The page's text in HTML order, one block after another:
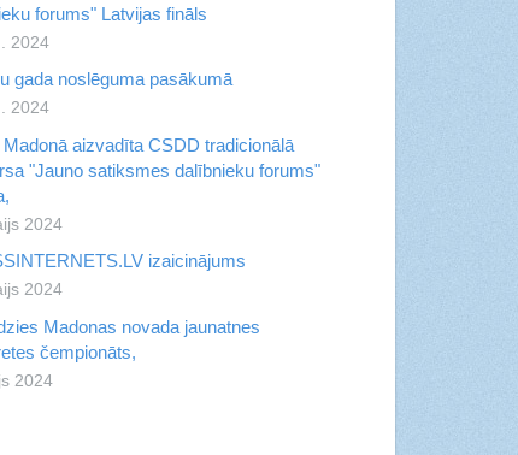
forums" Latvijas fināls
2024
gada noslēguma pasākumā
2024
Madonā aizvadīta CSDD tradicionālā
"Jauno satiksmes dalībnieku forums"
2024
izaicinājums
2024
Madonas novada jaunatnes
čempionāts,
2024